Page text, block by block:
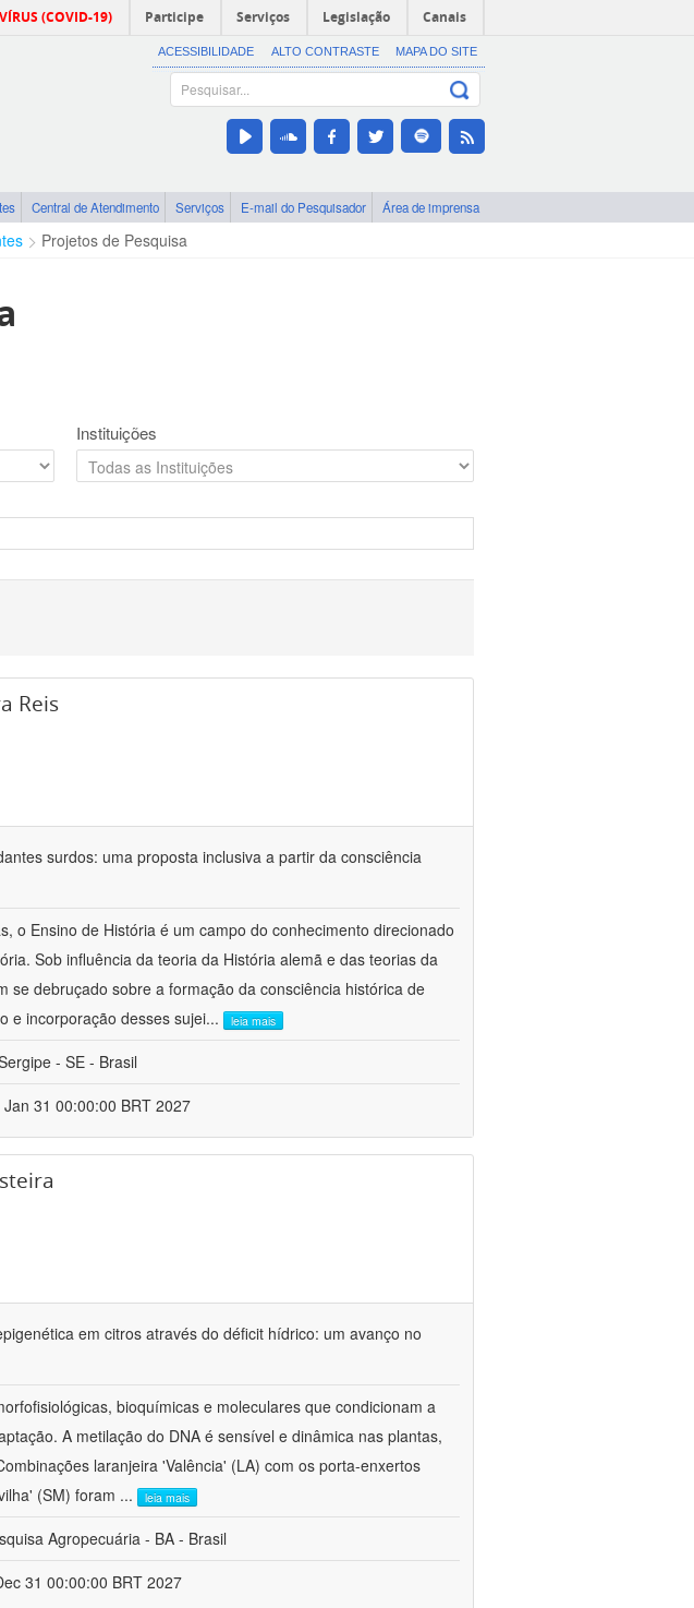
(COVID-19) Participe Serviços Legislação Canais
ACESSIBILIDADE ALTO CONTRASTE MAPA DO SITE
Central de Atendimento Serviços E-mail do Pesquisador Área de imprensa
Projetos de Pesquisa
Instituições
Reis
surdos: uma proposta inclusiva a partir da consciência
o Ensino de História é um campo do conhecimento direcionado
Sob influência da teoria da História alemã e das teorias da
se debruçado sobre a formação da consciência histórica de
e incorporação desses sujei... leia mais
- SE - Brasil
31 00:00:00 BRT 2027
em citros através do déficit hídrico: um avanço no
bioquímicas e moleculares que condicionam a
A metilação do DNA é sensível e dinâmica nas plantas,
laranjeira 'Valência' (LA) com os porta-enxertos
(SM) foram ... leia mais
Agropecuária - BA - Brasil
31 00:00:00 BRT 2027